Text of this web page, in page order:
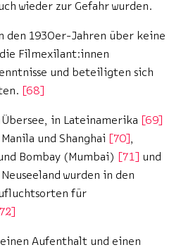
wieder zur Gefahr wurden.
den 1930er-Jahren über keine
Filmexilant:innen
und beteiligten sich
68
in Lateinamerika
69
und Shanghai
70 ,
Bombay (Mumbai)
71
und
wurden in den
für
72
Aufenthalt und einen